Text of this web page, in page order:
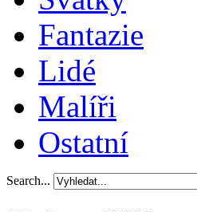
Fantazie
Lidé
Malíři
Ostatní
Search...